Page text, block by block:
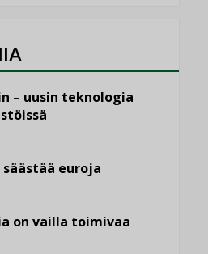
– uusin teknologia
euroja
on vailla toimivaa